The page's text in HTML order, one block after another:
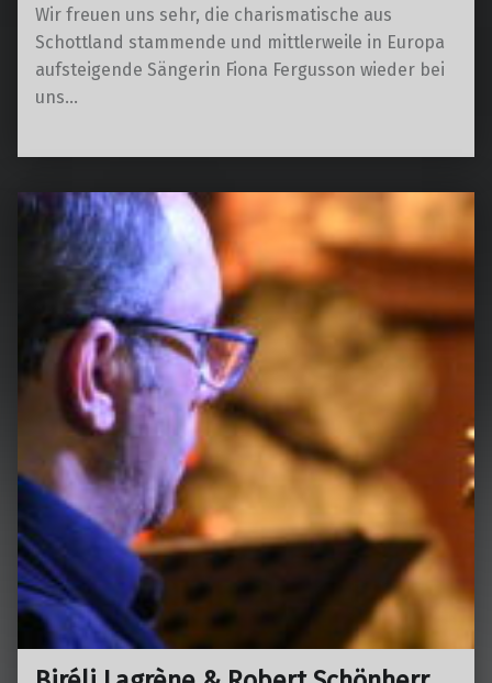
Wir freuen uns sehr, die charismatische aus
Schottland stammende und mittlerweile in Europa
aufsteigende Sängerin Fiona Fergusson wieder bei
uns…